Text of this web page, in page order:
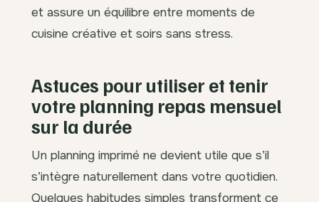
et assure un équilibre entre moments de
cuisine créative et soirs sans stress.
Astuces pour utiliser et tenir
votre planning repas mensuel
sur la durée
Un planning imprimé ne devient utile que s’il
s’intègre naturellement dans votre quotidien.
Quelques habitudes simples transforment ce